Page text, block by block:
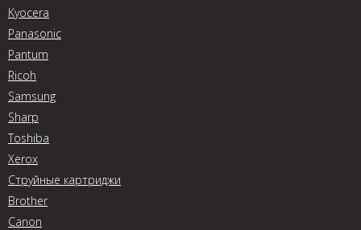
Kyocera
Panasonic
Pantum
Ricoh
Samsung
Sharp
Toshiba
Xerox
Струйные картриджи
Brother
Canon